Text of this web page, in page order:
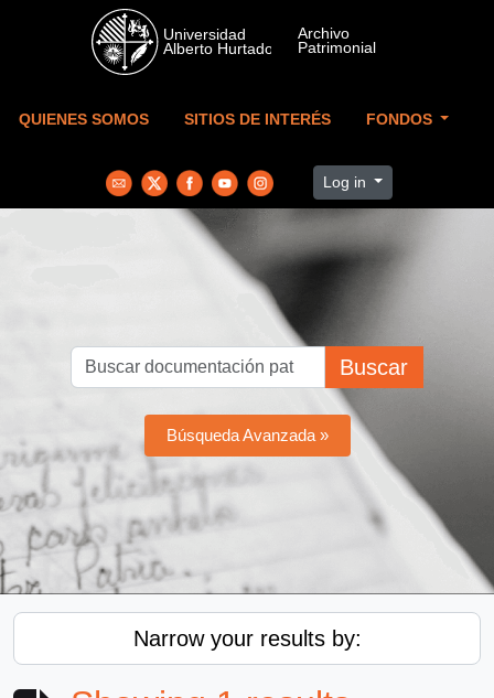
Skip to main content
QUIENES SOMOS SITIOS DE INTERÉS FONDOS
Log in
Buscar
Búsqueda Avanzada »
Narrow your results by: